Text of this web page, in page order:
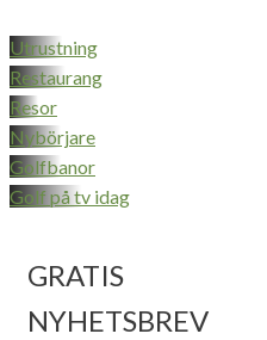
Utrustning
Restaurang
Resor
Nybörjare
Golfbanor
Golf på tv idag
GRATIS
NYHETSBREV